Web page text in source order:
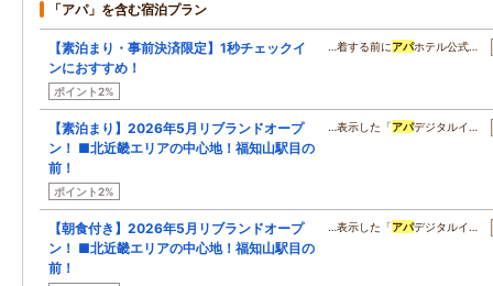
「アパ」を含む宿泊プラン
【素泊まり・事前決済限定】1秒チェックイ
ンにおすすめ！
ポイント2%
…着する前にアパホテル公式…
【素泊まり】2026年5月リブランドオープ
ン！ ■北近畿エリアの中心地！福知山駅目の
前！
ポイント2%
…表示した「アパデジタルイ…
【朝食付き】2026年5月リブランドオープ
ン！ ■北近畿エリアの中心地！福知山駅目の
前！
…表示した「アパデジタルイ…